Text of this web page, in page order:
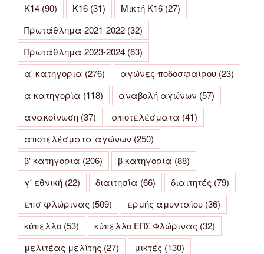
Κ14 (90) Κ16 (31) Μικτή Κ16 (27)
Πρωτάθλημα 2021-2022 (32)
Πρωτάθλημα 2023-2024 (63)
α' κατηγορια (276) αγώνες ποδοσφαίρου (23)
α κατηγορία (118) αναβολή αγώνων (57)
ανακοίνωση (37) αποτελέσματα (41)
αποτελέσματα αγώνων (250)
β' κατηγορια (206) β κατηγορία (88)
γ' εθνική (22) διαιτησία (66) διαιτητές (79)
επσ φλώρινας (509) ερμής αμυνταίου (36)
κύπελλο (53) κύπελλο ΕΠΣ Φλώρινας (32)
μελιτέας μελίτης (27) μικτές (130)